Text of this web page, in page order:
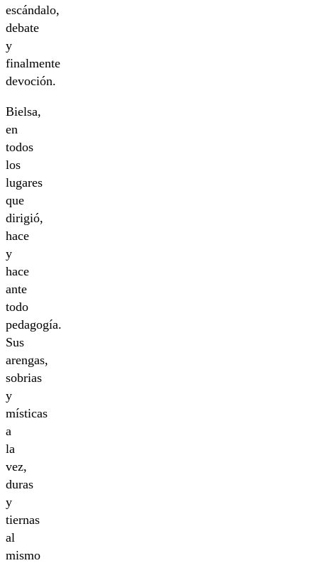
escándalo,
debate
y
finalmente
devoción.
Bielsa,
en
todos
los
lugares
que
dirigió,
hace
y
hace
ante
todo
pedagogía.
Sus
arengas,
sobrias
y
místicas
a
la
vez,
duras
y
tiernas
al
mismo